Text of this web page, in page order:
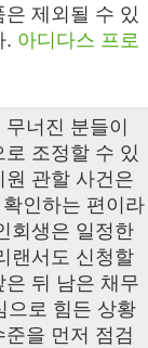
제외될 수 있
. 아디다스 프로
너진 분들이
조정할 수 있
관할 사건은
인하는 편이라
회생은 일정한
랜서도 신청할
뒤 남은 채무
으로 힘든 상황
을 먼저 점검